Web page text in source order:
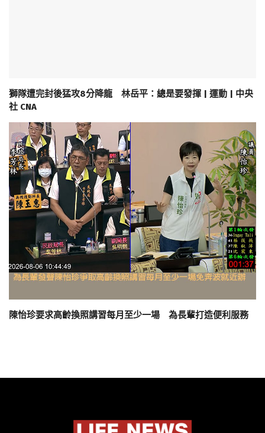
獅隊遭完封後猛攻8分降龍 林岳平：總是要發揮 | 運動 | 中央
社 CNA
陳怡珍要求高齡換照講習每月至少一場 為長輩打造便利服務